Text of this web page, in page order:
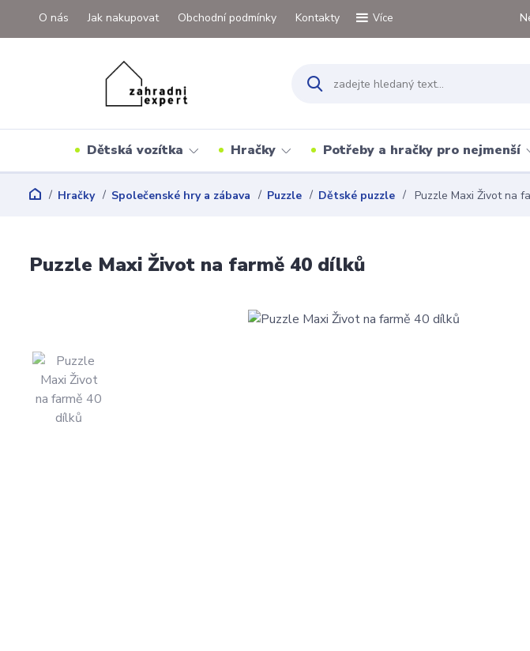
O nás Jak nakupovat Obchodní podmínky Kontakty Více
Dětská vozítka Hračky Potřeby a hračky pro nejmenší
Hračky Společenské hry a zábava Puzzle Dětské puzzle Puzzle Maxi Život na
Puzzle Maxi Život na farmě 40 dílků